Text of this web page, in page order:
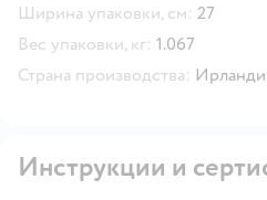
Ширина упаковки, см: 27
Вес упаковки, кг: 1.067
Страна производства:
Инструкции и